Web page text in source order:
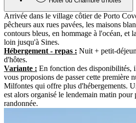
Arrivée dans le village côtier de Porto
pêcheurs aux rues pavées, les maisons
contours bleus, en hommage à l'océan, et
loin jusqu'à Sines.
Hébergement - repas : Nuit + petit-
d'hôtes.
Variante : En fonction des disponibilités,
vous proposions de passer cette première
Milfontes qui offre plus d'hébergements.
est alors organisé le lendemain matin pour
randonnée.